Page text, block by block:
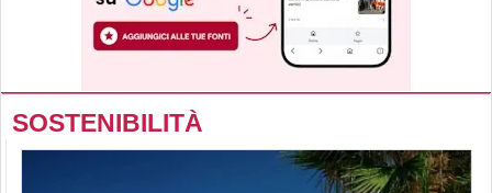
SOSTENIBILITÀ